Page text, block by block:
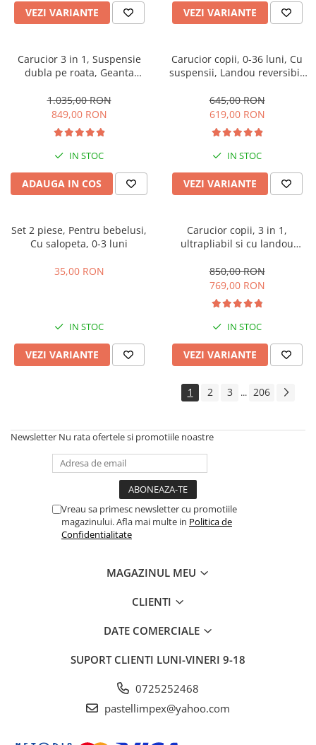
VEZI VARIANTE VEZI VARIANTE
Carucior 3 in 1, Suspensie
dubla pe roata, Geanta
Belecoo, bej
1.035,00 RON
849,00 RON
IN STOC
ADAUGA IN COS
Carucior copii, 0-36 luni, Cu
suspensii, Landou reversibil,
Roata cauciuc
645,00 RON
619,00 RON
IN STOC
VEZI VARIANTE
Set 2 piese, Pentru bebelusi,
Cu salopeta, 0-3 luni
35,00 RON
IN STOC
VEZI VARIANTE
Carucior copii, 3 in 1,
ultrapliabil si cu landou
maner reglabil, negru
850,00 RON
769,00 RON
IN STOC
VEZI VARIANTE
1 2 3 ... 206
Newsletter Nu rata ofertele si promotiile noastre
Vreau sa primesc newsletter cu promotiile
magazinului. Afla mai multe in Politica de
Confidentialitate
MAGAZINUL MEU
CLIENTI
DATE COMERCIALE
SUPORT CLIENTI LUNI-VINERI 9-18
0725252468
pastellimpex@yahoo.com